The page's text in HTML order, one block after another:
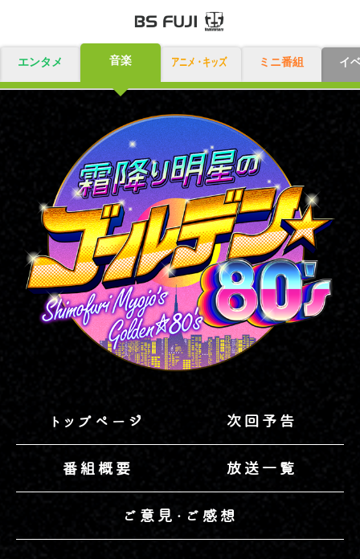
エンタメ 音楽 アニメ・キッズ ミニ番組 イ
トップページ 次回予告
番組概要 放送一覧
ご意見・ご感想